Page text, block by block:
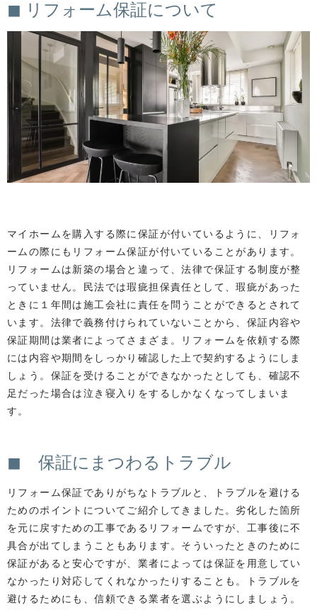
◼ リフォーム保証について
マイホームを購入する際に保証が付いているように、リフォ
ームの際にもリフォーム保証が付いていることがあります。
リフォームは新築の場合と違って、法律で保証する制度が整
っていません。民法では瑕疵担保責任として、瑕疵があった
ときに１年間は施工会社に責任を問うことができるとされて
います。法律で義務付けられていないことから、保証内容や
保証期間は業者によってさまざま。リフォームを依頼する際
には内容や期間をしっかり確認した上で契約するようにしま
しょう。保証を受けることができなかったとしても、確認不
足だった場合は泣き寝入りをするしかなくなってしまいま
す。
◼ 保証にまつわるトラブル
リフォーム保証でありがちなトラブルと、トラブルを避ける
ためのポイントについてご紹介してきました。劣化した箇所
を元に戻すための工事であるリフォームですが、工事後に不
具合が出てしまうこともあります。そういったときのために
保証があると安心ですが、業者によっては保証を用意してい
なかったり対応してくれなかったりすることも。トラブルを
避けるためにも、信頼できる業者を選ぶようにしましょう。